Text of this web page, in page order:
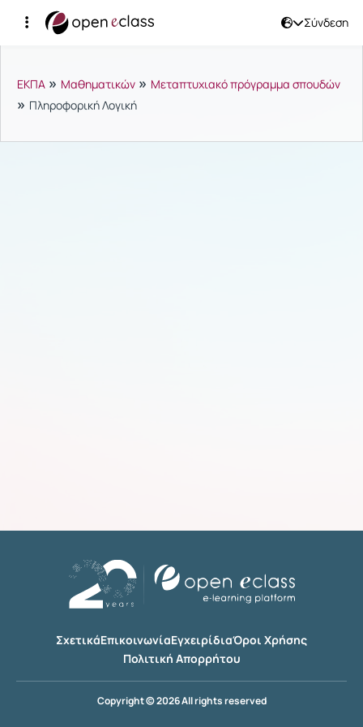
Σύνδεση
Μαθήματα
ΕΚΠΑ » Μαθηματικών » Μεταπτυχιακό πρόγραμμα σπουδών
» Πληροφορική Λογική
ΣχετικάΕπικοινωνίαΕγχειρίδιαΌροι Χρήσης
Πολιτική Απορρήτου
Copyright © 2026 All rights reserved